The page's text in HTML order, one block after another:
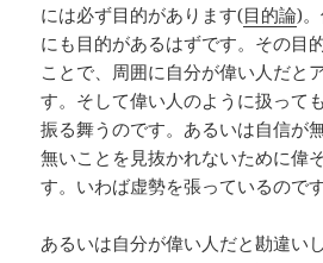
には必ず目的があります(目的論)
にも目的があるはずです。その目
ことで、周囲に自分が偉い人だと
す。そして偉い人のように扱って
振る舞うのです。あるいは自信が
無いことを見抜かれないために偉
す。いわば虚勢を張っているのです
あるいは自分が偉い人だと勘違い